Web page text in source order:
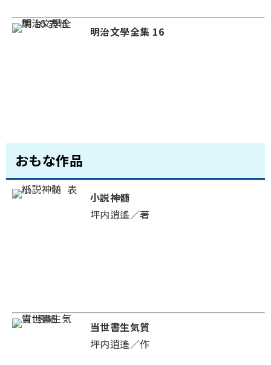
明治文學全集 16
おもな作品
小説神髄
坪内逍遙／著
当世書生気質
坪内逍遙／作